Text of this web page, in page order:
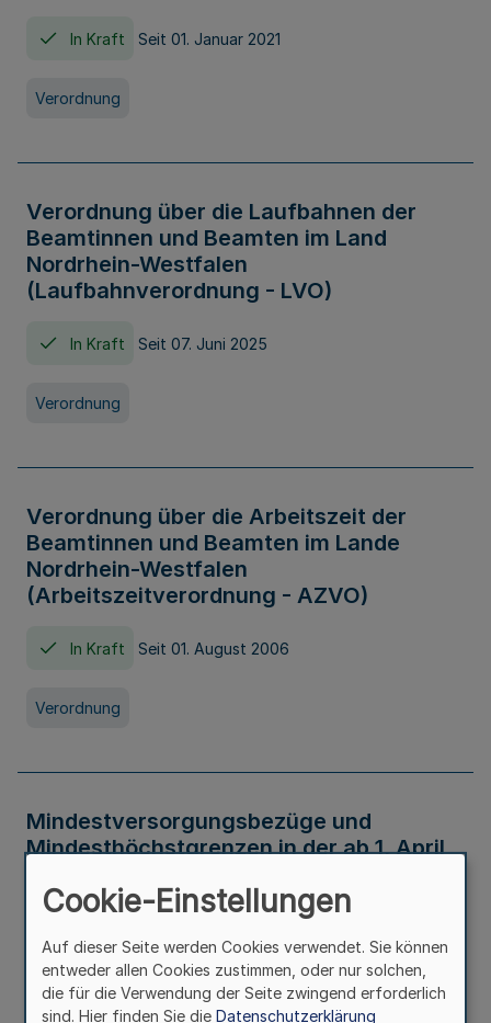
In Kraft Seit 01. Januar 2021
Verordnung
Verordnung über die Laufbahnen der
Beamtinnen und Beamten im Land
Nordrhein-Westfalen
(Laufbahnverordnung - LVO)
In Kraft Seit 07. Juni 2025
Verordnung
Verordnung über die Arbeitszeit der
Beamtinnen und Beamten im Lande
Nordrhein-Westfalen
(Arbeitszeitverordnung - AZVO)
In Kraft Seit 01. August 2006
Verordnung
Mindestversorgungsbezüge und
Mindesthöchstgrenzen in der ab 1. April
Verwaltungsvorschrift
Cookie-Einstellungen
Auf dieser Seite werden Cookies verwendet. Sie können
entweder allen Cookies zustimmen, oder nur solchen,
die für die Verwendung der Seite zwingend erforderlich
sind. Hier finden Sie die Datenschutzerklärung